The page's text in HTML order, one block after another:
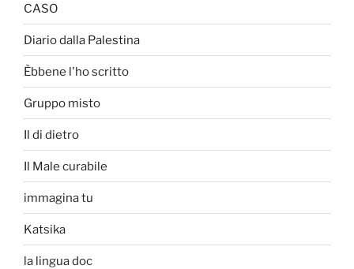
CASO
Diario dalla Palestina
Èbbene l'ho scritto
Gruppo misto
Il di dietro
Il Male curabile
immagina tu
Katsika
la lingua doc